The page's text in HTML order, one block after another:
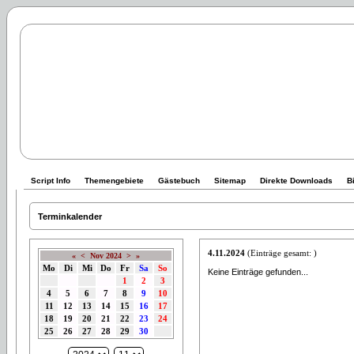
Script Info Themengebiete Gästebuch Sitemap Direkte Downloads
Terminkalender
« < Nov 2024 > »
Mo Di Mi Do Fr Sa
So
1
2
3
4
5 6 7 8 9
10
11
12 13 14 15 16
17
18
19 20 21 22 23
24
25
26 27 28 29 30
4.11.2024 (Einträge gesamt: )
Keine Einträge gefunden...